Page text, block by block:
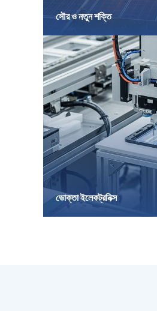
সৌর ও নতুন শক্তি
ভোক্তা ইলেকট্রনিক্স